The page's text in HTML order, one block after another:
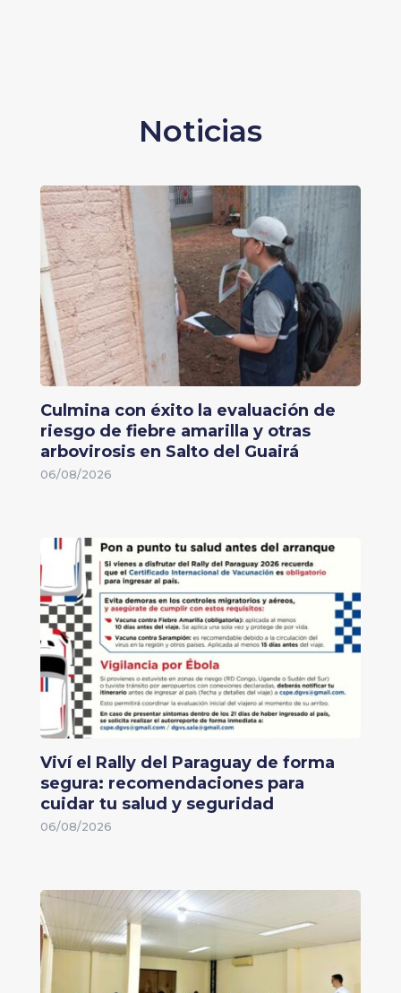
Noticias
Culmina con éxito la evaluación de
riesgo de fiebre amarilla y otras
arbovirosis en Salto del Guairá
06/08/2026
Viví el Rally del Paraguay de forma
segura: recomendaciones para
cuidar tu salud y seguridad
06/08/2026